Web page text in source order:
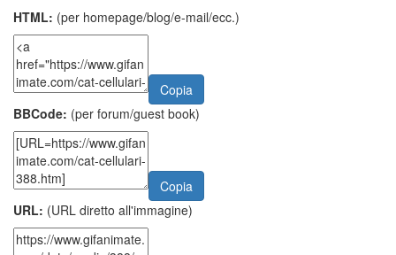
HTML: (per homepage/blog/e-mail/ecc.)
Copia
BBCode: (per forum/guest book)
Copia
URL: (URL diretto all'immagine)